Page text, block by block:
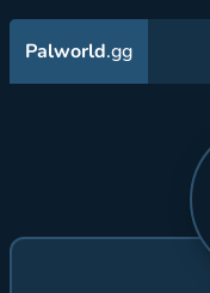
Palworld.gg